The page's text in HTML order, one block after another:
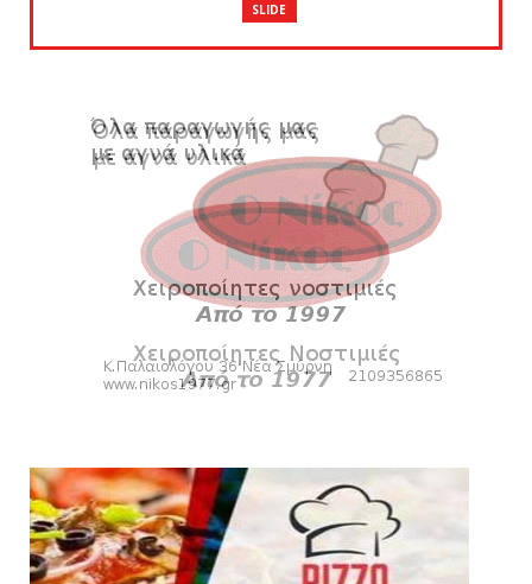
SLIDE
Κύπελλο: Την Τετάρτη 19 Αυγούστου το Νίκη
SLIDE
Πανιώνιος: O άξονας που «γεμίζει»
ποιότητα και εμπειρία!
August 07, 2026
KARA TALKS
«Kara Talks» LIVE: Παρασκευή στις 21:00
August 06, 2026
SLIDE
Bόλεϊ Γυναικών: Εξαντλήθηκαν τα διαρκείας
SUPERLEAGUE2
Στην AEΛ ο Παπαγεωργίου
August 06, 2026